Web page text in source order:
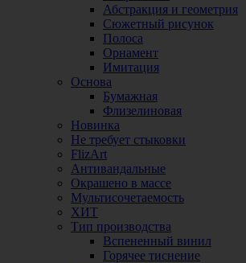
Абстракция и геометрия
Сюжетный рисунок
Полоса
Орнамент
Имитация
Основа
Бумажная
Флизелиновая
Новинка
Не требует стыковки
FlizArt
Антивандальные
Окрашено в массе
Мультисочетаемость
ХИТ
Тип производства
Вспененный винил
Горячее тиснение